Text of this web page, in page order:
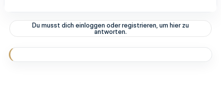
Du musst dich einloggen oder registrieren, um hier zu
antworten.